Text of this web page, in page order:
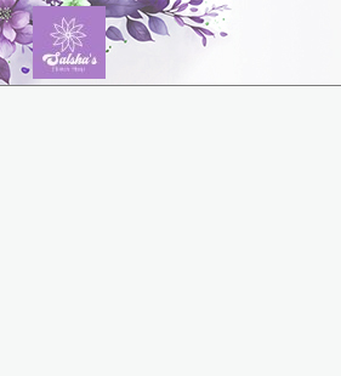
Skip
to
content
Bunga
Meja
Mawar
RIV04